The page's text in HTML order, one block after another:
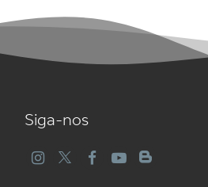
Siga-nos